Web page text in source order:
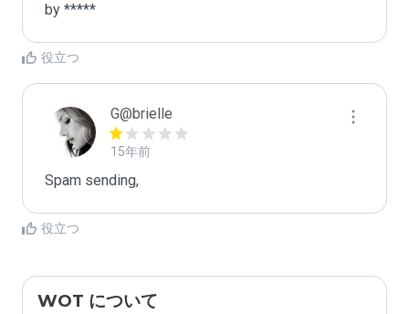
by *****
役立つ
G@brielle
15年前
Spam sending,
役立つ
WOT について